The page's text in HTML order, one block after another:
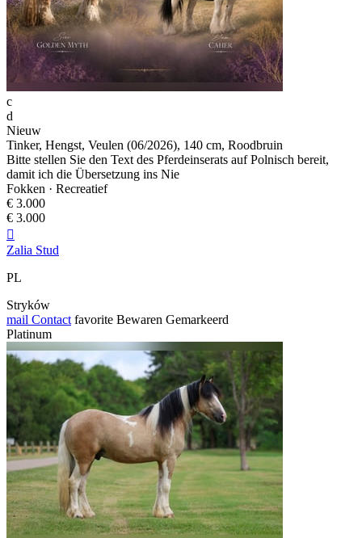
c
d
Nieuw
Tinker, Hengst, Veulen (06/2026), 140 cm, Roodbruin
Bitte stellen Sie den Text des Pferdeinserats auf Polnisch bereit,
damit ich die Übersetzung ins Nie
Fokken · Recreatief
€ 3.000
€ 3.000

Zalia Stud
PL
Stryków
mail Contact favorite Bewaren Gemarkeerd
Platinum